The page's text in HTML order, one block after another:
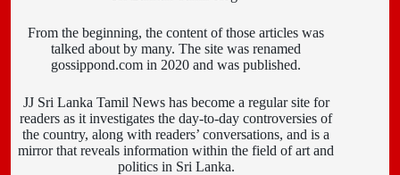
From the beginning, the content of those articles was
talked about by many. The site was renamed
gossippond.com in 2020 and was published.
JJ Sri Lanka Tamil News has become a regular site for
readers as it investigates the day-to-day controversies of
the country, along with readers’ conversations, and is a
mirror that reveals information within the field of art and
politics in Sri Lanka.